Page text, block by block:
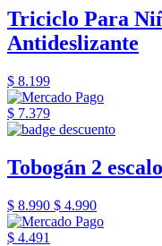
Triciclo Para
Antideslizante
$ 8.199
$ 7.379
Tobogán 2
$ 8.990 $ 4.990
$ 4.491